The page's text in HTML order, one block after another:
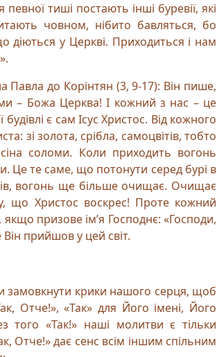
тиші постають інші буревії, які
човном, нібито бавляться, бо
діються у Церкві. Приходиться і нам
до Корінтян (3, 9-17): Він пише,
– Божа Церква! І кожний з нас – це
є сам Ісус Христос. Від кожного
зі золота, срібла, самоцвітів, тобто
соломи. Коли приходить вогонь
Це те саме, що потонути серед бурі в
вогонь ще більше очищає. Очищає
що Христос воскрес! Проте кожний
призове ім’я Господнє: «Господи,
прийшов у цей світ.
замовкнути крики нашого серця, щоб
Отче!», «Так» для Його імені, Його
того «Так!» наші молитви є тільки
Отче!» дає сенс всім іншим спільним